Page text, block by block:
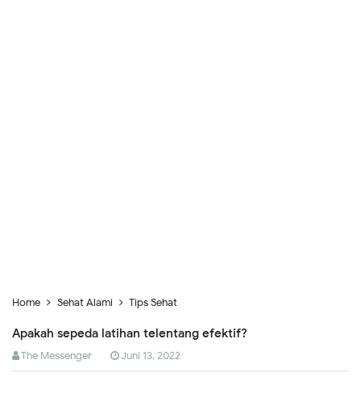
Home Sehat Alami Tips Sehat
Apakah sepeda latihan telentang efektif?
The Messenger Juni 13, 2022